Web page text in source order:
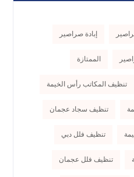
إبادة صراصير
الممتازة
تنظيف المكاتب رأس الخيمة
تنظيف سجاد عجمان
تنظيف فلل دبي
تنظيف فلل عجمان